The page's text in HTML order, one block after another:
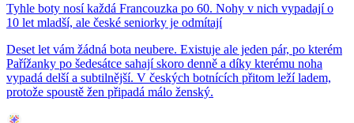
Tyhle boty nosí každá Francouzka po 60. Nohy v nich vypadají o
10 let mladší, ale české seniorky je odmítají
Deset let vám žádná bota neubere. Existuje ale jeden pár, po kterém
Pařížanky po šedesátce sahají skoro denně a díky kterému noha
vypadá delší a subtilnější. V českých botnících přitom leží ladem,
protože spoustě žen připadá málo ženský.